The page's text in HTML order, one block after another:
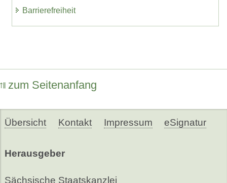
Barrierefreiheit
zum Seitenanfang
Übersicht Kontakt Impressum eSignatur
Herausgeber
Sächsische Staatskanzlei